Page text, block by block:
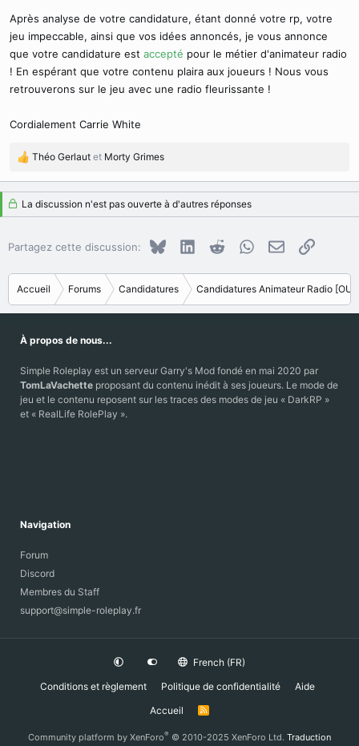
:
Après analyse de votre candidature, étant donné votre rp, votre
jeu impeccable, ainsi que vos idées annoncés, je vous annonce
que votre candidature est accepté pour le métier d'animateur radio
! En espérant que votre contenu plaira aux joueurs ! Nous vous
retrouverons sur le jeu avec une radio fleurissante !
Cordialement Carrie White
R
a
c
t
o
s
:
Théo Gerlaut et Morty Grimes
La discussion n'est pas ouverte à d'autres réponses
Partagez cette discussion: BlueskyLinkedInRedditWhatsApp
E-mailCopier
Accueil Forums Candidatures Candidatures Animateur Radio
À propos de nous...
Simple Roleplay est un serveur Garry's Mod fondé en mai 2020 par
TomLaVachette proposant du contenu inédit à ses joueurs. Le mode de
jeu et le contenu reposent sur les traces des modes de jeu « DarkRP »
et « RealLife RolePlay ».
Navigation
Forum
Discord
Membres du Staff
support@simple-roleplay.fr
French (FR)
Conditions et règlement
Politique de confidentialité
Aide
Accueil
R
Community platform by XenForo® © 2010-2025 XenForo Ltd. Traduction